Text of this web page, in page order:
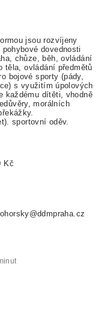
jsou rozvíjeny
dovednosti
chůze, běh, ovládání
těla, ovládání předmětů
bojové sporty (pády,
s využitím úpolových
každému dítěti, vhodně
morálních
sportovní oděv.
Kč